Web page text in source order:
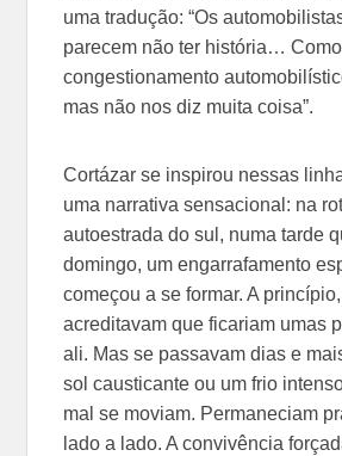
uma tradução: “Os
parecem não ter história…
congestionamento
mas não nos diz muita coisa”.
Cortázar se inspirou nessas
uma narrativa sensacional: na
autoestrada do sul, numa tarde
domingo, um engarrafamento
começou a se formar. A
acreditavam que ficariam umas
ali. Mas se passavam dias e
sol causticante ou um frio
mal se moviam. Permaneciam
lado a lado. A convivência